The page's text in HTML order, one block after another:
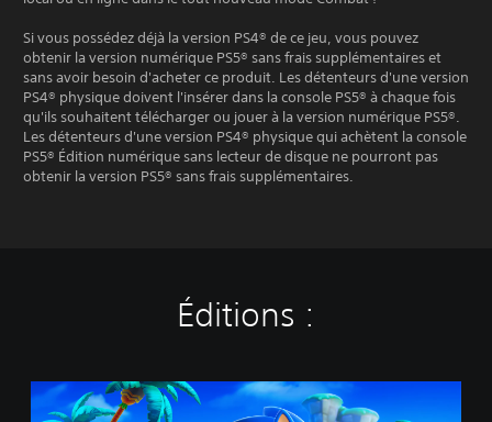
Si vous possédez déjà la version PS4® de ce jeu, vous pouvez
obtenir la version numérique PS5® sans frais supplémentaires et
sans avoir besoin d'acheter ce produit. Les détenteurs d'une version
PS4® physique doivent l'insérer dans la console PS5® à chaque fois
qu'ils souhaitent télécharger ou jouer à la version numérique PS5®.
Les détenteurs d'une version PS4® physique qui achètent la console
PS5® Édition numérique sans lecteur de disque ne pourront pas
obtenir la version PS5® sans frais supplémentaires.
Éditions :
É